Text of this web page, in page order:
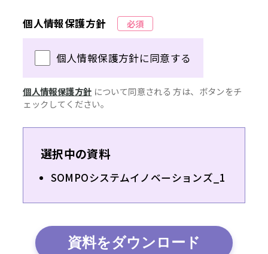
個人情報保護方針 必須
個人情報保護方針に同意する
個人情報保護方針 について同意される 方は、ボタンをチ
ェックしてください。
選択中の資料
SOMPOシステムイノベーションズ_1
資料をダウンロード